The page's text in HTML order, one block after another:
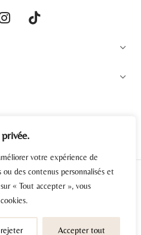
votre expérience de
des contenus personnalisés et
« Tout accepter », vous
Accepter tout
confidentialité